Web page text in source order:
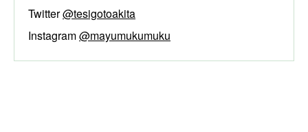
Twitter@tesigotoakita
Instagram@mayumukumuku